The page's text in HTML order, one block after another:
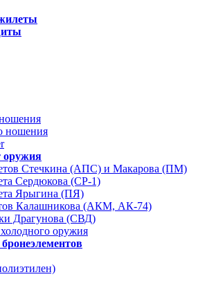
ношения
оружия
Стечкина (АПС) и Макарова (ПМ)
Сердюкова (СР-1)
Ярыгина (ПЯ)
Калашникова (АКМ, АК-74)
Драгунова (СВД)
оружия